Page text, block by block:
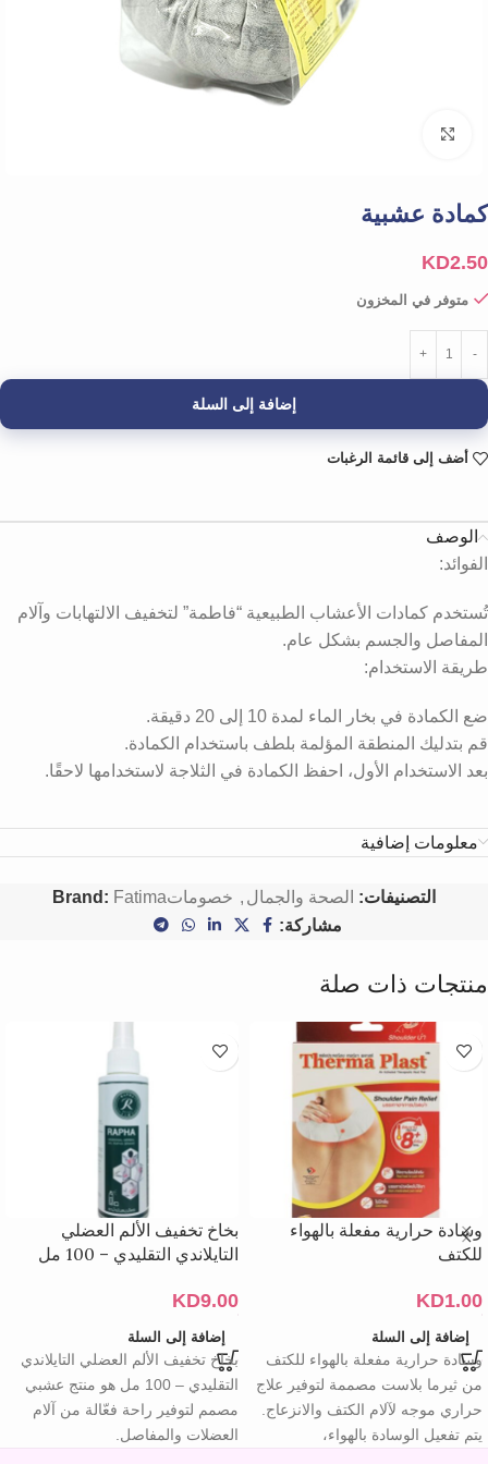
كمادة عشبية
KD2.50
متوفر في المخزون
إضافة إلى السلة
أضف إلى قائمة الرغبات
الوصف
الفوائد:
تُستخدم كمادات الأعشاب الطبيعية “فاطمة” لتخفيف الالتهابات وآلام
المفاصل والجسم بشكل عام.
طريقة الاستخدام:
ضع الكمادة في بخار الماء لمدة 10 إلى 20 دقيقة.
قم بتدليك المنطقة المؤلمة بلطف باستخدام الكمادة.
بعد الاستخدام الأول، احفظ الكمادة في الثلاجة لاستخدامها لاحقًا.
معلومات إضافية
التصنيفات: الصحة والجمال , خصومات Brand: Fatima
مشاركة:
منتجات ذات صلة
وسادة حرارية مفعلة بالهواء
للكتف
KD1.00
إضافة إلى السلة
وسادة حرارية مفعلة بالهواء للكتف
من ثيرما بلاست مصممة لتوفير علاج
حراري موجه لآلام الكتف والانزعاج.
يتم تفعيل الوسادة بالهواء،
بخاخ تخفيف الألم العضلي
التايلاندي التقليدي – 100 مل
KD9.00
إضافة إلى السلة
بخاخ تخفيف الألم العضلي التايلاندي
التقليدي – 100 مل هو منتج عشبي
مصمم لتوفير راحة فعّالة من آلام
العضلات والمفاصل.